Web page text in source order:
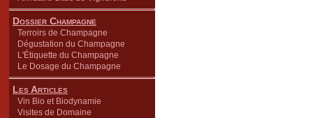
Dossier Champagne
Terroirs de Champagne
Dégustation du Champagne
L'Étiquette du Champagne
Le Dosage du Champagne
Les Articles
Vin Bio et Biodynamie
Visites de Domaine